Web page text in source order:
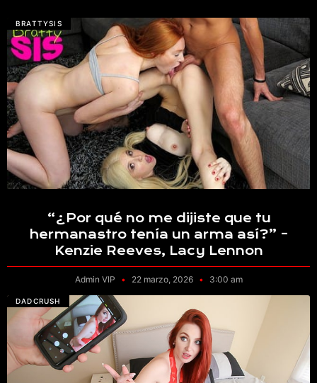
BRATTYSIS
“¿Por qué no me dijiste que tu
hermanastro tenía un arma así?” –
Kenzie Reeves, Lacy Lennon
Admin VIP 22 marzo, 2026 3:00 am
DADCRUSH